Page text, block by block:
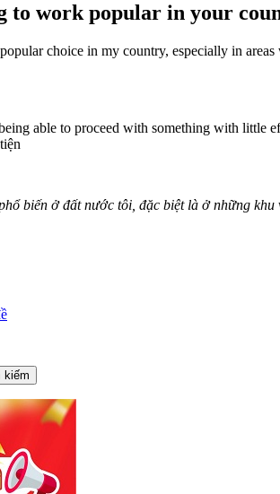
to work popular in your
choice in my country, especially in
able to proceed with something with little
biến ở đất nước tôi, đặc biệt là ở những
kiếm